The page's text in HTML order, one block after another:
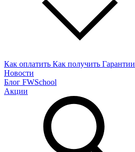
Как оплатить Как получить Гарантии
Новости
Блог FWSchool
Акции